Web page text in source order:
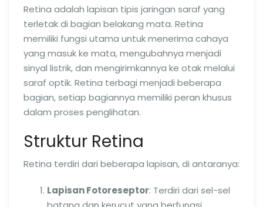
Retina adalah lapisan tipis jaringan saraf yang
terletak di bagian belakang mata. Retina
memiliki fungsi utama untuk menerima cahaya
yang masuk ke mata, mengubahnya menjadi
sinyal listrik, dan mengirimkannya ke otak melalui
saraf optik. Retina terbagi menjadi beberapa
bagian, setiap bagiannya memiliki peran khusus
dalam proses penglihatan.
Struktur Retina
Retina terdiri dari beberapa lapisan, di antaranya:
Lapisan Fotoreseptor: Terdiri dari sel-sel